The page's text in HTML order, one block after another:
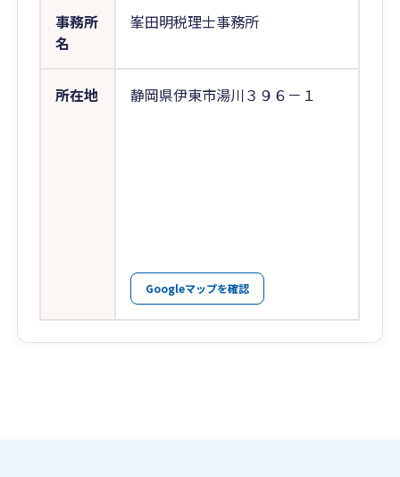
事務所
名
峯田明税理士事務所
所在地 静岡県伊東市湯川３９６－１
Googleマップを確認